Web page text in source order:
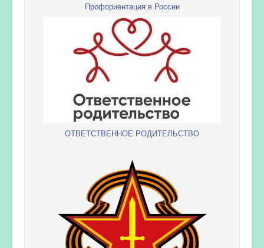
Профориентация в России
ОТВЕТСТВЕННОЕ РОДИТЕЛЬСТВО